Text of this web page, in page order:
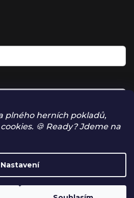
plného herních pokladů,
🍪 Ready? Jdeme na
Nastavení